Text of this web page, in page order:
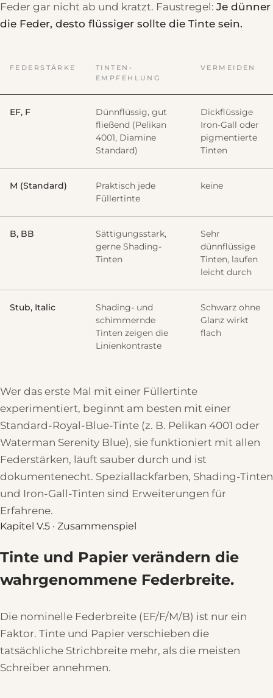
Feder gar nicht ab und kratzt. Faustregel: Je dünner
die Feder, desto flüssiger sollte die Tinte sein.
FEDERSTÄRKE
TINTEN-
EMPFEHLUNG
VERMEIDEN
EF, F
Dünnflüssig, gut
fließend (Pelikan
4001, Diamine
Standard)
Dickflüssige
Iron-Gall oder
pigmentierte
Tinten
M (Standard)
Praktisch jede
Füllertinte
keine
B, BB
Sättigungsstark,
gerne Shading-
Tinten
Sehr
dünnflüssige
Tinten, laufen
leicht durch
Stub, Italic
Shading- und
schimmernde
Tinten zeigen die
Linienkontraste
Schwarz ohne
Glanz wirkt
flach
Wer das erste Mal mit einer Füllertinte
experimentiert, beginnt am besten mit einer
Standard-Royal-Blue-Tinte (z. B. Pelikan 4001 oder
Waterman Serenity Blue), sie funktioniert mit allen
Federstärken, läuft sauber durch und ist
dokumentenecht. Speziallackfarben, Shading-Tinten
und Iron-Gall-Tinten sind Erweiterungen für
Erfahrene.
Kapitel V.5 · Zusammenspiel
Tinte und Papier verändern die
wahrgenommene Federbreite.
Die nominelle Federbreite (EF/F/M/B) ist nur ein
Faktor. Tinte und Papier verschieben die
tatsächliche Strichbreite mehr, als die meisten
Schreiber annehmen.